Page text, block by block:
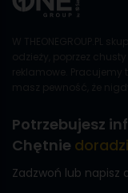
Potrzebujesz
Chętnie
Zadzwoń lub napisz